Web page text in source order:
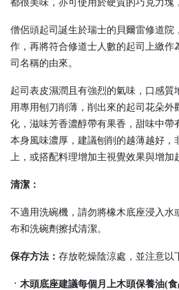
都很美味，亦可使用於硬質的巧克力塊
僧侶頭起司誕生於瑞士的貝爾雷修道院
作，再將符合修道士人數的起司上繳作
司名稱的由來。
起司表皮濕潤且有強烈的氣味，口感質
用專用刨刀削薄，削出來的起司花朵外
化，滋味芳香濃醇帶有果香，甜味中帶
本身風味濃厚，建議刨削的越薄越好，
上，或搭配料理增加主視覺效果與增加
清潔：
不適用洗碗機，請勿將橡木底座浸入水
布和洗碗劑擦拭清潔。
保存方法： 存放乾燥陰涼處，並注意以
ㆍ木頭底座建議每個月上木頭保養油(